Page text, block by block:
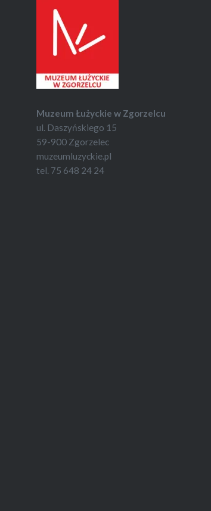
Muzeum Łużyckie w Zgorzelcu
ul. Daszyńskiego 15
59-900 Zgorzelec
muzeumluzyckie.pl
tel. 75 648 24 24